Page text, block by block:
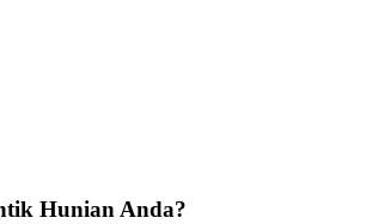
Hunian Anda?